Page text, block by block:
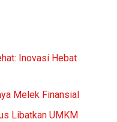
Inovasi Hebat
Melek Finansial
Libatkan UMKM